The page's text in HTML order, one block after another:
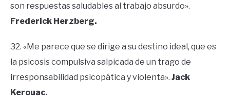
son respuestas saludables al trabajo absurdo».
Frederick Herzberg.
32. «Me parece que se dirige a su destino ideal, que es
la psicosis compulsiva salpicada de un trago de
irresponsabilidad psicopática y violenta». Jack
Kerouac.